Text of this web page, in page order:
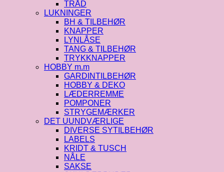
TRÅD
LUKNINGER
BH & TILBEHØR
KNAPPER
LYNLÅSE
TANG & TILBEHØR
TRYKKNAPPER
HOBBY m.m
GARDINTILBEHØR
HOBBY & DEKO
LÆDERREMME
POMPONER
STRYGEMÆRKER
DET UUNDVÆRLIGE
DIVERSE SYTILBEHØR
LABELS
KRIDT & TUSCH
NÅLE
SAKSE